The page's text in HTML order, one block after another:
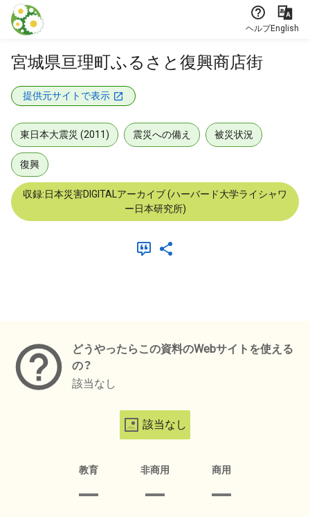
本文に飛ぶ
ヘルプEnglish
宮城県亘理町ふるさと復興商店街
提供元サイトで表示
東日本大震災 (2011) 震災への備え 被災状況
復興
収録:日本災害DIGITALアーカイブ (ハーバード大学ライシャワ
ー日本研究所)
どうやったらこの資料のWebサイトを使える
の？
該当なし
該当なし
教育 非商用 商用